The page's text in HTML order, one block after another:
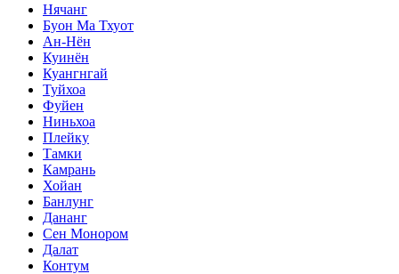
Нячанг
Буон Ма Тхуот
Ан-Нён
Куинён
Куангнгай
Туйхоа
Фуйен
Ниньхоа
Плейку
Тамки
Камрань
Хойан
Банлунг
Дананг
Сен Монором
Далат
Контум